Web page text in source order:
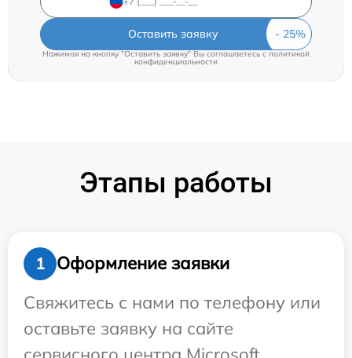
Оставить заявку
Нажимая на кнопку "Оставить заявку" Вы соглашаетесь cполитикой
конфиденциальности
Этапы работы
1
Оформление заявки
Свяжитесь с нами по телефону или
оставьте заявку на сайте